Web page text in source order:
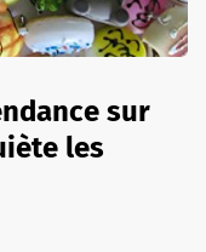
sur
les